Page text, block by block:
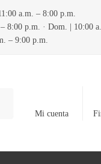
a.m. – 8:00 p.m.
8:00 p.m. · Dom. | 10:00
– 9:00 p.m.
Mi cuenta